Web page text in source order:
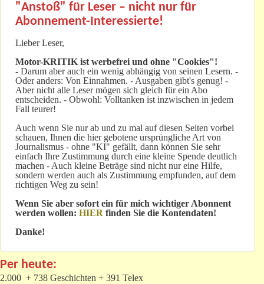
"Anstoß" für Leser – nicht nur für
Abonnement-Interessierte!
Lieber Leser,
Motor-KRITIK ist werbefrei und ohne "Cookies"!
- Darum aber auch ein wenig abhängig von seinen Lesern. -
Oder anders: Von Einnahmen. - Ausgaben gibt's genug! -
Aber nicht alle Leser mögen sich gleich für ein Abo
entscheiden. - Obwohl: Volltanken ist inzwischen in jedem
Fall teurer!
Auch wenn Sie nur ab und zu mal auf diesen Seiten vorbei
schauen, Ihnen die hier gebotene ursprüngliche Art von
Journalismus - ohne "KI" gefällt, dann können Sie sehr
einfach Ihre Zustimmung durch eine kleine Spende deutlich
machen - Auch kleine Beträge sind nicht nur eine Hilfe,
sondern werden auch als Zustimmung empfunden, auf dem
richtigen Weg zu sein!
Wenn Sie aber sofort ein für mich wichtiger Abonnent
werden wollen: HIER finden Sie die Kontendaten!
Danke!
Per heute:
2.000 + 738 Geschichten + 391 Telex